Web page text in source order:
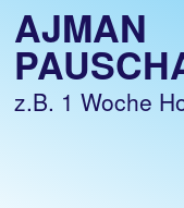
AJMAN
z.B. 1 Woche